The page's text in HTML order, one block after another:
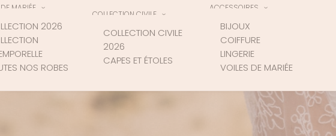
MARIÉE
2026
NOS ROBES
COLLECTION CIVILE
COLLECTION CIVILE
2026
CAPES ET ÉTOLES
ACCESSOIRES
BIJOUX
COIFFURE
LINGERIE
VOILES DE MARIÉE